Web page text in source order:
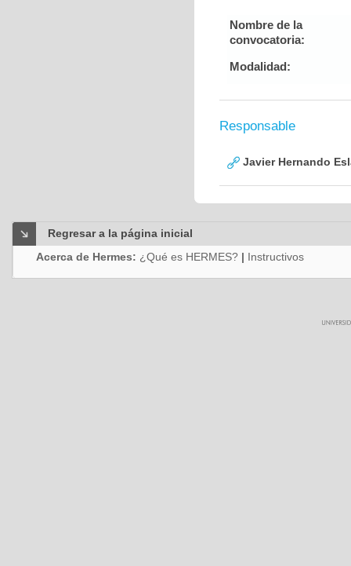
Nombre de la
convocatoria:
Modalidad:
Responsable
Javier Hernando
Regresar a la página inicial
Acerca de Hermes: ¿Qué es HERMES? | Instructivos